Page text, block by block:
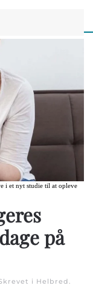
i et nyt studie til at opleve
på
i Helbred.